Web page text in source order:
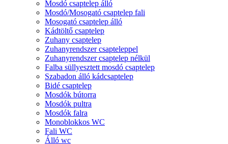
Mosdó csaptelep álló
Mosdó/Mosogató csaptelep fali
Mosogató csaptelep álló
Kádtöltő csaptelep
Zuhany csaptelep
Zuhanyrendszer csapteleppel
Zuhanyrendszer csaptelep nélkül
Falba süllyesztett mosdó csaptelep
Szabadon álló kádcsaptelep
Bidé csaptelep
Mosdók bútorra
Mosdók pultra
Mosdók falra
Monoblokkos WC
Fali WC
Álló wc